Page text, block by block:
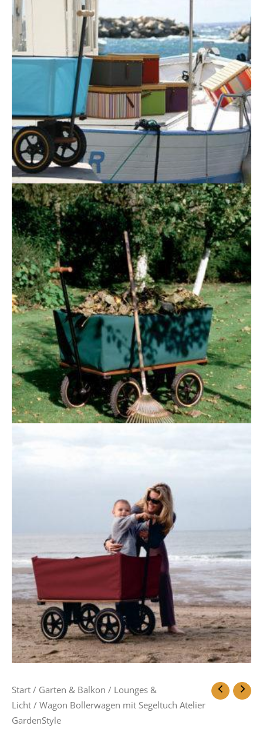
Start / Garten & Balkon / Lounges &
Licht / Wagon Bollerwagen mit Segeltuch Atelier
GardenStyle